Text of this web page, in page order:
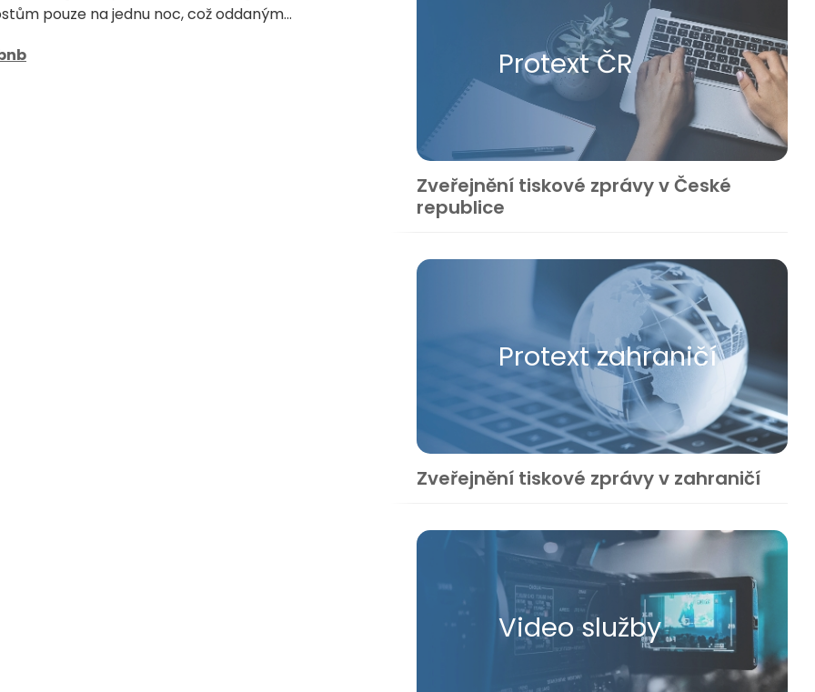
pouze na jednu noc, což oddaným...
Protext ČR
Zveřejnění tiskové zprávy v České
republice
Protext zahraničí
Zveřejnění tiskové zprávy v zahraničí
Video služby